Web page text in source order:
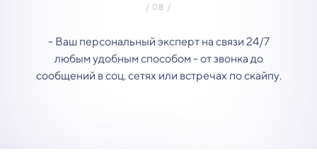
- Ваш персональный эксперт на связи 24/7
любым удобным способом - от звонка до
сообщений в соц. сетях или встречах по скайпу.